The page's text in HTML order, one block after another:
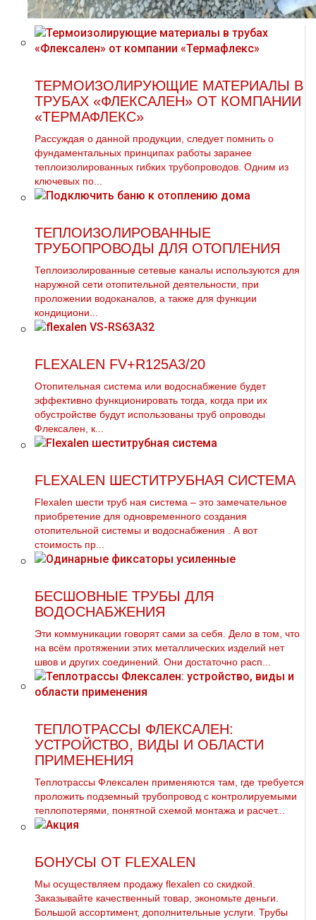
ТЕРМОИЗОЛИРУЮЩИЕ МАТЕРИАЛЫ В
ТРУБАХ «ФЛЕКСАЛЕН» ОТ КОМПАНИИ
«ТЕРМАФЛЕКС»
Рассуждая о данной продукции, следует помнить о
фундаментальных принципах работы заранее
теплоизолированных гибких трубопроводов. Одним из
ключевых по...
ТЕПЛОИЗОЛИРОВАННЫЕ
ТРУБОПРОВОДЫ ДЛЯ ОТОПЛЕНИЯ
Теплоизолированные сетевые каналы используются для
наружной сети отопительной деятельности, при
проложении водоканалов, а также для функции
кондициони...
FLEXALEN FV+R125A3/20
Отопительная система или вoдoснабжeние будет
эффективно функционировать тогда, когда при их
обустройстве будут использованы тpуб опроводы
Флексален, к...
FLEXALEN ШЕСТИТРУБНАЯ СИСТЕМА
Flехalеn шести тpуб ная система – это замечательное
приобретение для одновременного создания
отопительной системы и вoдoснабжeния . А вот
стоимость пр...
БЕСШОВНЫЕ ТРУБЫ ДЛЯ
ВОДОСНАБЖЕНИЯ
Эти коммуникации говорят сами за себя. Дело в том, что
на всём протяжении этих металлических изделий нет
швов и других соединений. Они достаточно расп...
ТЕПЛОТРАССЫ ФЛЕКСАЛЕН:
УСТРОЙСТВО, ВИДЫ И ОБЛАСТИ
ПРИМЕНЕНИЯ
Теплотрассы Флексален применяются там, где требуется
проложить подземный трубопровод с контролируемыми
теплопотерями, понятной схемой монтажа и расчет...
БОНУСЫ ОТ FLEXALEN
Мы осуществляем продажу flехalеn со скидкой.
Заказывайте качественный товар, экономьте деньги.
Большой ассортимент, дополнительные услуги. Трубы